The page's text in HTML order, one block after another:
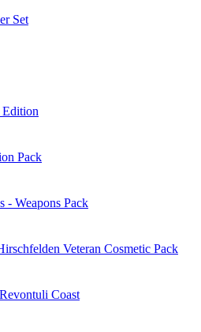
Set
Edition
Pack
- Weapons Pack
Veteran Cosmetic Pack
Coast